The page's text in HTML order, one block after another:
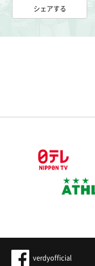
シェアする
verdyofficial